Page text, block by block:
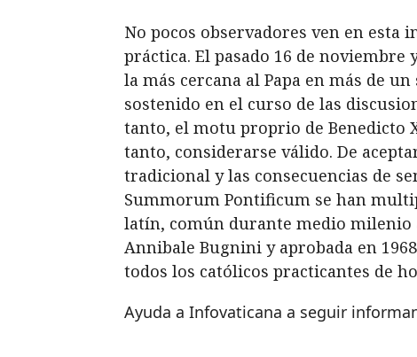
No pocos observadores ven en
práctica. El pasado 16 de
la más cercana al Papa en más de
sostenido en el curso de las
tanto, el motu proprio de Benedicto
tanto, considerarse válido. De
tradicional y las consecuencias de
Summorum Pontificum se han
latín, común durante medio milenio
Annibale Bugnini y aprobada en
todos los católicos practicantes de
Ayuda a Infovaticana a seguir